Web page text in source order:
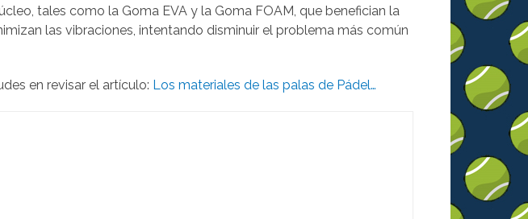
tales como la Goma EVA y la Goma FOAM, que benefician la
las vibraciones, intentando disminuir el problema más común
en revisar el artículo: Los materiales de las palas de Pádel…